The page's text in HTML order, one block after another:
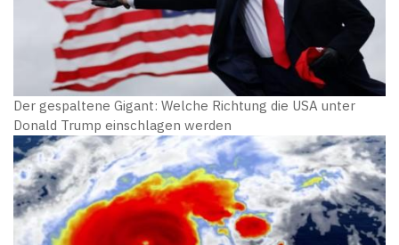
Der gespaltene Gigant: Welche Richtung die USA unter
Donald Trump einschlagen werden